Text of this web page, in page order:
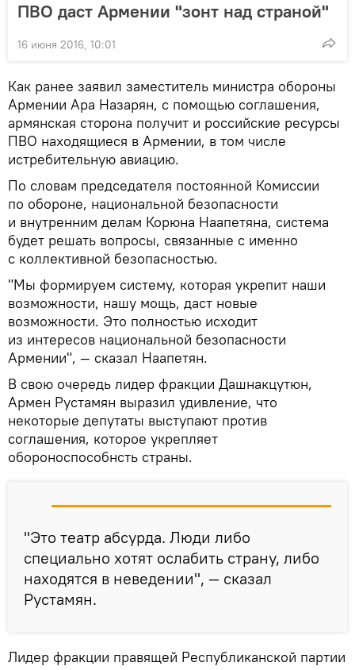
ПВО даст Армении "зонт над страной"
16 июня 2016, 10:01
Как ранее заявил заместитель министра обороны
Армении Ара Назарян, с помощью соглашения,
армянская сторона получит и российские ресурсы
ПВО находящиеся в Армении, в том числе
истребительную авиацию.
По словам председателя постоянной Комиссии
по обороне, национальной безопасности
и внутренним делам Корюна Наапетяна, система
будет решать вопросы, связанные с именно
с коллективной безопасностью.
"Мы формируем систему, которая укрепит наши
возможности, нашу мощь, даст новые
возможности. Это полностью исходит
из интересов национальной безопасности
Армении", — сказал Наапетян.
В свою очередь лидер фракции Дашнакцутюн,
Армен Рустамян выразил удивление, что
некоторые депутаты выступают против
соглашения, которое укрепляет
обороноспособнсть страны.
"Это театр абсурда. Люди либо
специально хотят ослабить страну, либо
находятся в неведении", — сказал
Рустамян.
Лидер фракции правящей Республиканской партии